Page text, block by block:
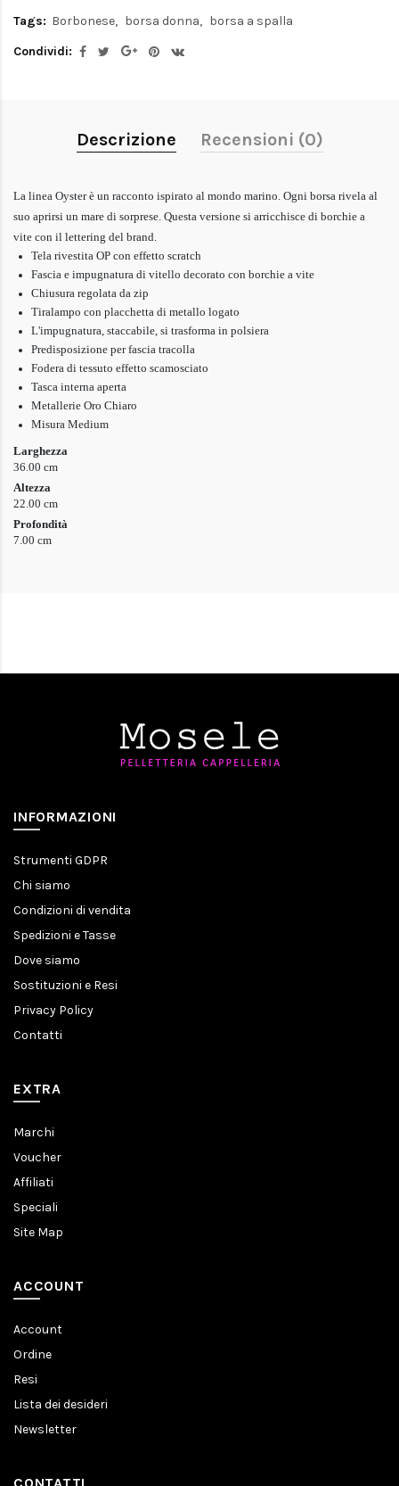
Tags: Borbonese borsa donna
borsa a spalla
Condividi:
Descrizione Recensioni (0)
La linea Oyster è un racconto ispirato al mondo marino. Ogni borsa rivela al
suo aprirsi un mare di sorprese. Questa versione si arricchisce di borchie a
vite con il lettering del brand.
Tela rivestita OP con effetto scratch
Fascia e impugnatura di vitello decorato con borchie a vite
Chiusura regolata da zip
Tiralampo con placchetta di metallo logato
L'impugnatura, staccabile, si trasforma in polsiera
Predisposizione per fascia tracolla
Fodera di tessuto effetto scamosciato
Tasca interna aperta
Metallerie Oro Chiaro
Misura Medium
Larghezza
36.00 cm
Altezza
22.00 cm
Profondità
7.00 cm
INFORMAZIONI
Strumenti GDPR
Chi siamo
Condizioni di vendita
Spedizioni e Tasse
Dove siamo
Sostituzioni e Resi
Privacy Policy
Contatti
EXTRA
Marchi
Voucher
Affiliati
Speciali
Site Map
ACCOUNT
Account
Ordine
Resi
Lista dei desideri
Newsletter